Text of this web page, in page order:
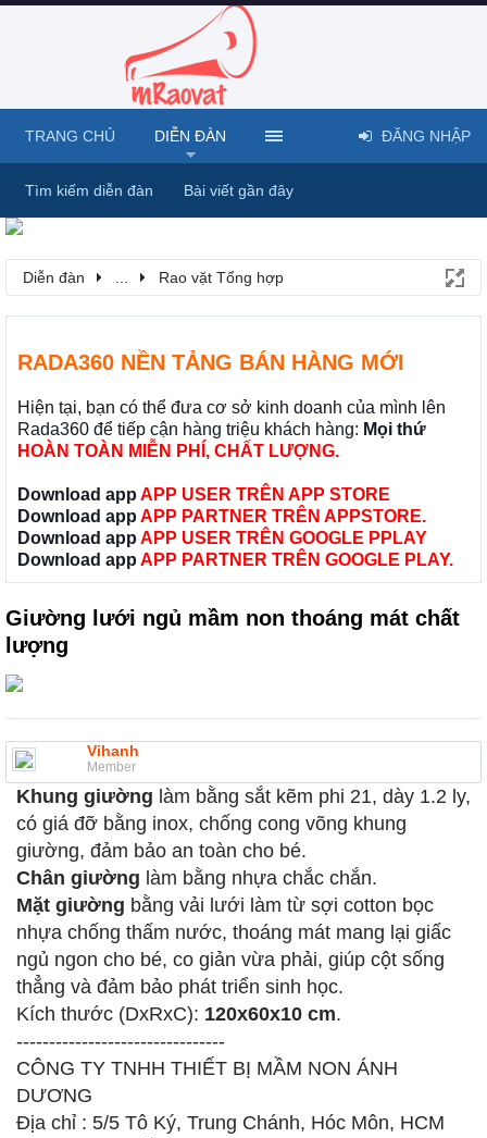
Diễn đàn Rao vặt Tổng hợp
RADA360 NỀN TẢNG BÁN HÀNG MỚI
Hiện tại, bạn có thể đưa cơ sở kinh doanh của mình lên
Rada360 để tiếp cận hàng triệu khách hàng: Mọi thứ
HOÀN TOÀN MIỄN PHÍ, CHẤT LƯỢNG.
Download app APP USER TRÊN APP STORE
Download app APP PARTNER TRÊN APPSTORE.
Download app APP USER TRÊN GOOGLE PPLAY
Download app APP PARTNER TRÊN GOOGLE PLAY.
Giường lưới ngủ mầm non thoáng mát chất
lượng
Vihanh
Member
Khung giường làm bằng sắt kẽm phi 21, dày 1.2 ly,
có giá đỡ bằng inox, chống cong võng khung
giường, đảm bảo an toàn cho bé.
Chân giường làm bằng nhựa chắc chắn.
Mặt giường bằng vải lưới làm từ sợi cotton bọc
nhựa chống thấm nước, thoáng mát mang lại giấc
ngủ ngon cho bé, co giản vừa phải, giúp cột sống
thẳng và đảm bảo phát triển sinh học.
Kích thước (DxRxC): 120x60x10 cm.
--------------------------------
CÔNG TY TNHH THIẾT BỊ MẦM NON ÁNH
DƯƠNG
Địa chỉ : 5/5 Tô Ký, Trung Chánh, Hóc Môn, HCM
TRANG CHỦ DIỄN ĐÀN
Tìm kiếm diễn đàn Bài viết gần đây
ĐĂNG NHẬP